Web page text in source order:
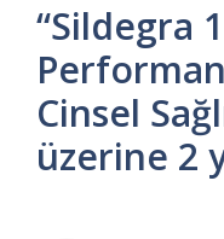
“Sildegra
Cinsel
üzerine 2